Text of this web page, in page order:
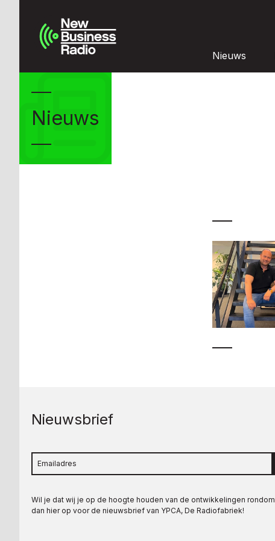
Nieuws
Nieuws
Nieuwsbrief
Wil je dat wij je op de hoogte houden van de ontwikkelingen rondom
dan hier op voor de nieuwsbrief van YPCA, De Radiofabriek!